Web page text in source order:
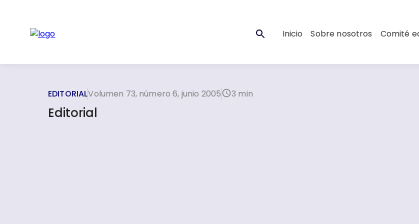
Inicio Sobre nosotros Comité
EDITORIALVolumen 73, número 6, junio 2005 3 min
Editorial